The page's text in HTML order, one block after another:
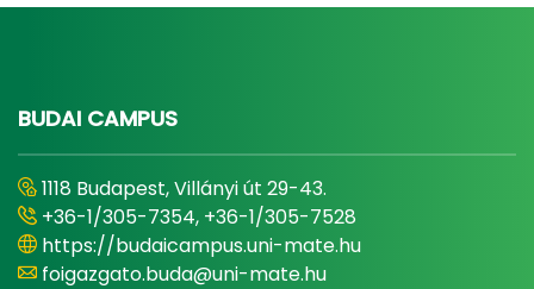
BUDAI CAMPUS
1118 Budapest, Villányi út 29-43.
+36-1/305-7354, +36-1/305-7528
https://budaicampus.uni-mate.hu
foigazgato.buda@uni-mate.hu